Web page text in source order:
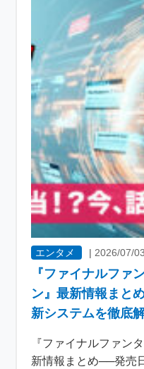
エンタメ |2026/07/03
『ファイナルファ
ン』最新情報まと
新システムを徹底
『ファイナルファン
新情報まとめ──発売